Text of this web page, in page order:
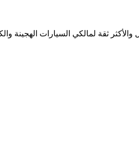
ثقة لمالكي السيارات الهجينة